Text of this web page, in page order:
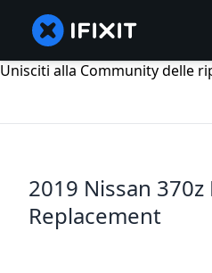
Unisciti alla Community delle
2019 Nissan
Replacement